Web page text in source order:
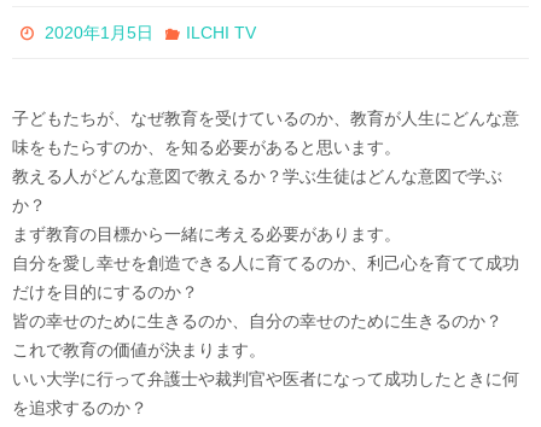
2020年1月5日 ILCHI TV
子どもたちが、なぜ教育を受けているのか、教育が人生にどんな意
味をもたらすのか、を知る必要があると思います。
教える人がどんな意図で教えるか？学ぶ生徒はどんな意図で学ぶ
か？
まず教育の目標から一緒に考える必要があります。
自分を愛し幸せを創造できる人に育てるのか、利己心を育てて成功
だけを目的にするのか？
皆の幸せのために生きるのか、自分の幸せのために生きるのか？
これで教育の価値が決まります。
いい大学に行って弁護士や裁判官や医者になって成功したときに何
を追求するのか？